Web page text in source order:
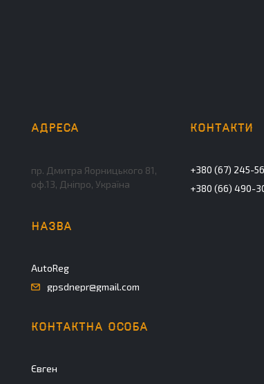
пр. Дмитра Яорницького 81,
оф.13, Дніпро, Україна
AutoReg
gpsdnepr@gmail.com
Євген
+380 (67) 245-
+380 (66) 490-